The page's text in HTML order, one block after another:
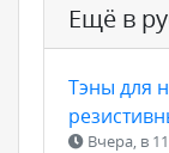
Ещё в
Тэны для
Вчера, в